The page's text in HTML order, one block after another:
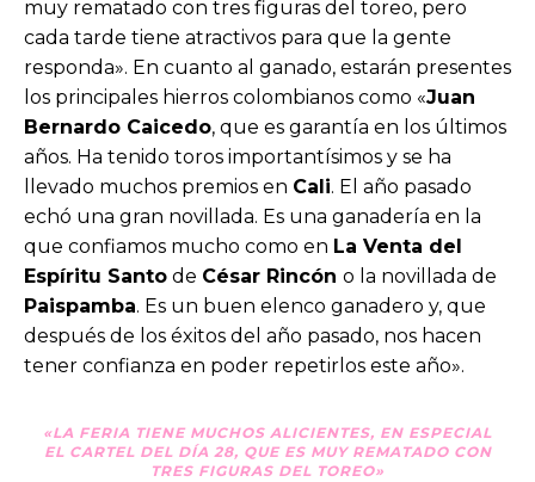
muy rematado con tres figuras del toreo, pero
cada tarde tiene atractivos para que la gente
responda». En cuanto al ganado, estarán presentes
los principales hierros colombianos como «Juan
Bernardo Caicedo, que es garantía en los últimos
años. Ha tenido toros importantísimos y se ha
llevado muchos premios en Cali. El año pasado
echó una gran novillada. Es una ganadería en la
que confiamos mucho como en La Venta del
Espíritu Santo de César Rincón o la novillada de
Paispamba. Es un buen elenco ganadero y, que
después de los éxitos del año pasado, nos hacen
tener confianza en poder repetirlos este año».
«LA FERIA TIENE MUCHOS ALICIENTES, EN ESPECIAL
EL CARTEL DEL DÍA 28, QUE ES MUY REMATADO CON
TRES FIGURAS DEL TOREO»